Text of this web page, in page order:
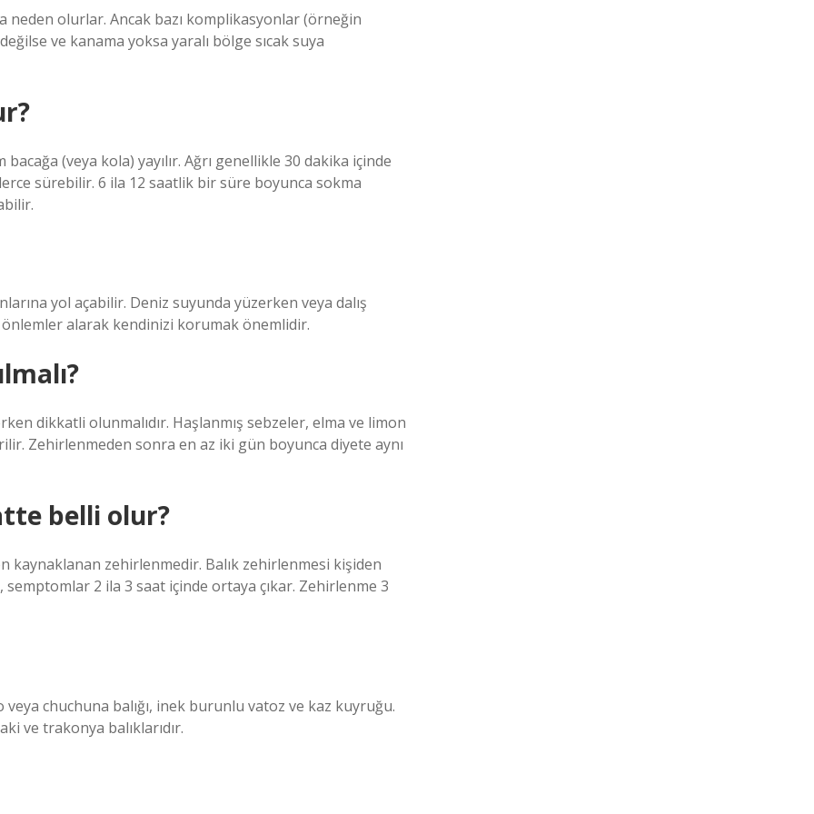
olurlar. Ancak bazı komplikasyonlar (örneğin
ve kanama yoksa yaralı bölge sıcak suya
(veya kola) yayılır. Ağrı genellikle 30 dakika içinde
sürebilir. 6 ila 12 saatlik bir süre boyunca sokma
yol açabilir. Deniz suyunda yüzerken veya dalış
alarak kendinizi korumak önemlidir.
dikkatli olunmalıdır. Haşlanmış sebzeler, elma ve limon
Zehirlenmeden sonra en az iki gün boyunca diyete aynı
belli olur?
kaynaklanan zehirlenmedir. Balık zehirlenmesi kişiden
2 ila 3 saat içinde ortaya çıkar. Zehirlenme 3
veya chuchuna balığı, inek burunlu vatoz ve kaz kuyruğu.
ve trakonya balıklarıdır.